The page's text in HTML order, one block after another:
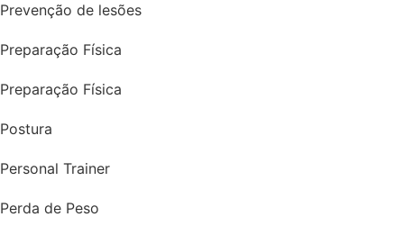
Prevenção de lesões
Preparação Física
Preparação Física
Postura
Personal Trainer
Perda de Peso